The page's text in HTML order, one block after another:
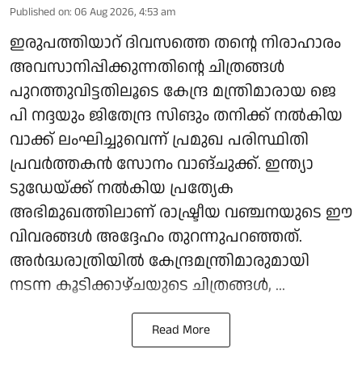
Published on: 06 Aug 2026, 4:53 am
ഇരുപത്തിയാറ് ദിവസത്തെ തന്റെ നിരാഹാരം
അവസാനിപ്പിക്കുന്നതിന്റെ ചിത്രങ്ങൾ
പുറത്തുവിട്ടതിലൂടെ കേന്ദ്ര മന്ത്രിമാരായ ജെ
പി നദ്ദയും ജിതേന്ദ്ര സിങും തനിക്ക് നൽകിയ
വാക്ക് ലംഘിച്ചുവെന്ന് പ്രമുഖ പരിസ്ഥിതി
പ്രവർത്തകൻ സോനം വാങ്ചുക്ക്. ഇന്ത്യാ
ടുഡേയ്ക്ക് നൽകിയ പ്രത്യേക
അഭിമുഖത്തിലാണ് രാഷ്ട്രീയ വഞ്ചനയുടെ ഈ
വിവരങ്ങൾ അദ്ദേഹം തുറന്നുപറഞ്ഞത്.
അർദ്ധരാത്രിയിൽ കേന്ദ്രമന്ത്രിമാരുമായി
നടന്ന കൂടിക്കാഴ്ചയുടെ ചിത്രങ്ങൾ, ...
Read More